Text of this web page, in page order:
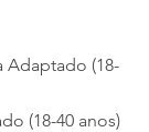
Adaptado (18-
(18-40 anos)